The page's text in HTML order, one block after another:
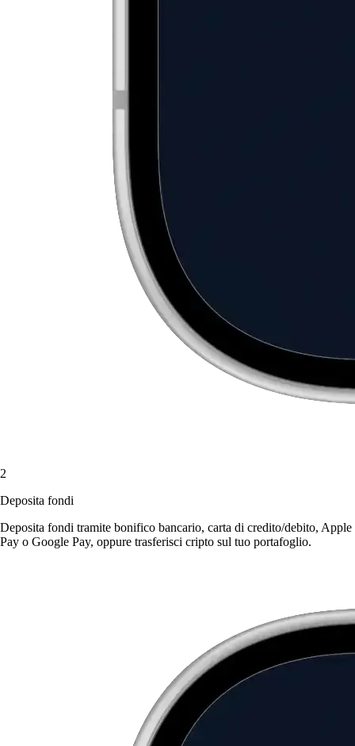
2
Deposita fondi
Deposita fondi tramite bonifico bancario, carta di credito/debito, Apple
Pay o Google Pay, oppure trasferisci cripto sul tuo portafoglio.